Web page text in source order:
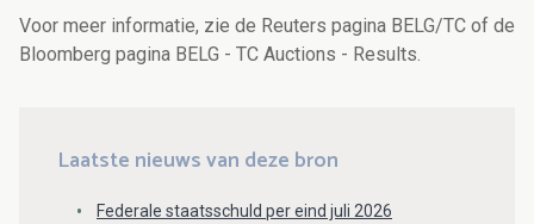
Voor meer informatie, zie de Reuters pagina BELG/TC of de
Bloomberg pagina BELG - TC Auctions - Results.
Laatste nieuws van deze bron
Federale staatsschuld per eind juli 2026